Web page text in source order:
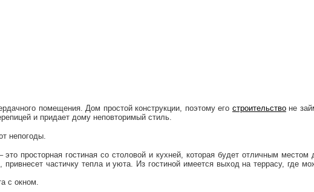
помещения. Дом простой конструкции, поэтому его строительствоне
и придает дому неповторимый стиль.
непогоды.
просторная гостиная со столовой и кухней, которая будет отличным местом
частичку тепла и уюта. Из гостиной имеется выход на террасу, где
с окном.